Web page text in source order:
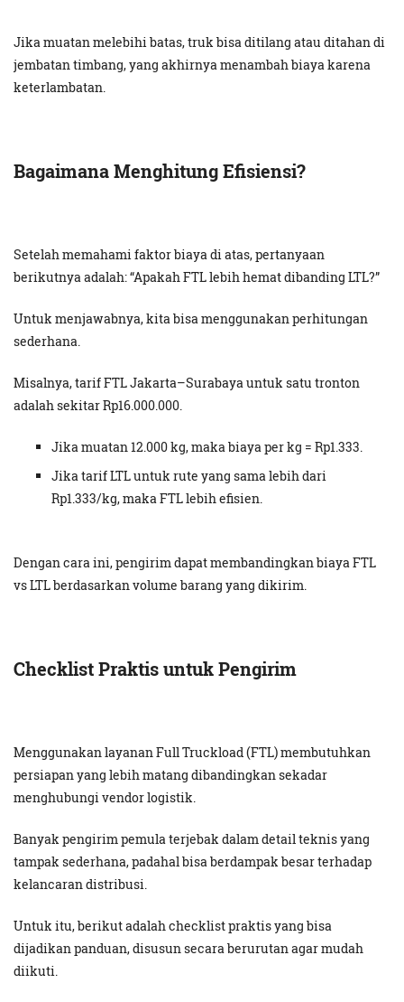
Jika muatan melebihi batas, truk bisa ditilang atau ditahan di
jembatan timbang, yang akhirnya menambah biaya karena
keterlambatan.
Bagaimana Menghitung Efisiensi?
Setelah memahami faktor biaya di atas, pertanyaan
berikutnya adalah: “Apakah FTL lebih hemat dibanding LTL?”
Untuk menjawabnya, kita bisa menggunakan perhitungan
sederhana.
Misalnya, tarif FTL Jakarta–Surabaya untuk satu tronton
adalah sekitar Rp16.000.000.
Jika muatan 12.000 kg, maka biaya per kg = Rp1.333.
Jika tarif LTL untuk rute yang sama lebih dari
Rp1.333/kg, maka FTL lebih efisien.
Dengan cara ini, pengirim dapat membandingkan biaya FTL
vs LTL berdasarkan volume barang yang dikirim.
Checklist Praktis untuk Pengirim
Menggunakan layanan Full Truckload (FTL) membutuhkan
persiapan yang lebih matang dibandingkan sekadar
menghubungi vendor logistik.
Banyak pengirim pemula terjebak dalam detail teknis yang
tampak sederhana, padahal bisa berdampak besar terhadap
kelancaran distribusi.
Untuk itu, berikut adalah checklist praktis yang bisa
dijadikan panduan, disusun secara berurutan agar mudah
diikuti.